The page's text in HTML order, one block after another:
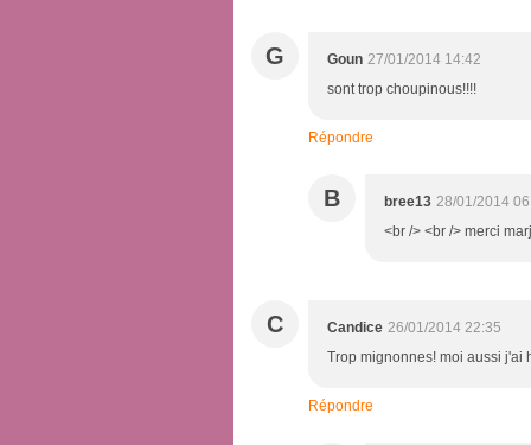
G Goun 27/01/2014 14:42
sont trop choupinous!!!!
Répondre
B bree13 28/01/2014
<br /> <br /> merci
C Candice 26/01/2014 22:35
Trop mignonnes! moi aussi j'ai
Répondre